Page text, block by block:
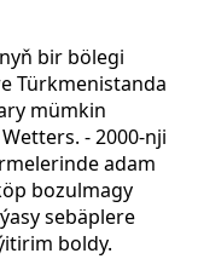
bir bölegi
Türkmenistanda
mümkin
- 2000-nji
adam
bozulmagy
sebäplere
boldy.